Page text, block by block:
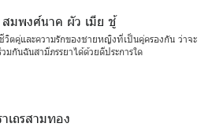
สมพงศ์นาค ผัว เมีย ชู้
วิตคู่และความรักของชายหญิงที่เป็นคู่ครองกัน ว่าจะ
มกันฉันสามีภรรยาได้ด้วยดีประการใด
เถรสามทอง